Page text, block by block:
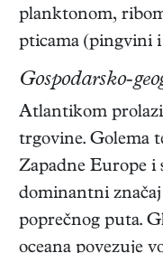
planktonom,
pticama (pingvini i
Gospodarsko-
Atlantikom prolazi
trgovine. Golema
Zapadne Europe i
dominantni
poprečnog puta.
oceana povezuje